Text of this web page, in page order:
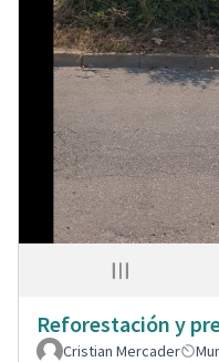
Reforestación y
Cristian Mercader